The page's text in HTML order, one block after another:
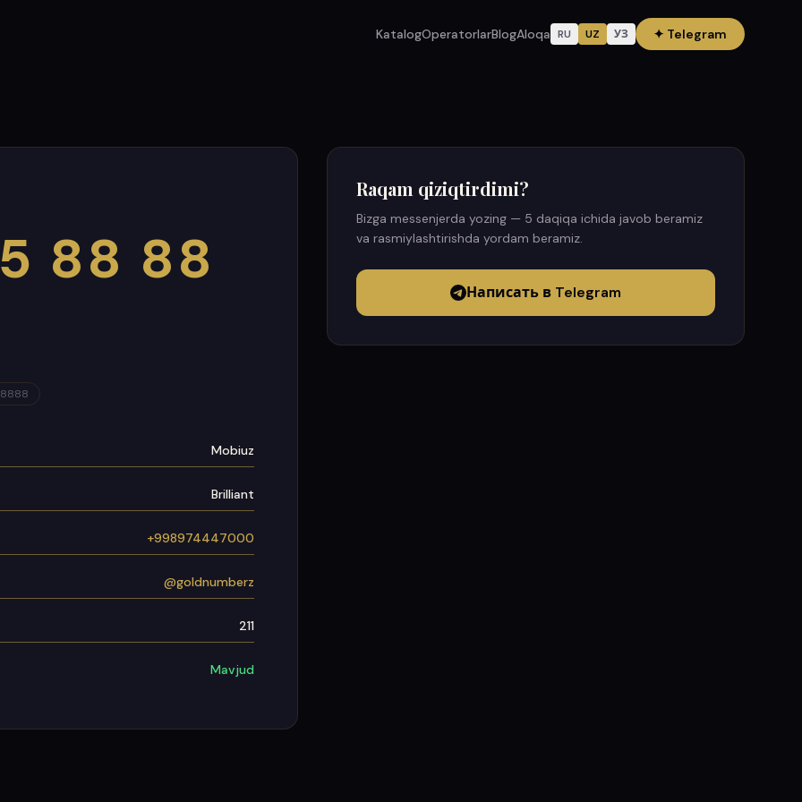
KatalogOperatorlarBlogAloqa RU UZ УЗ ✦ Telegram
88 88
8888
Mobiuz
Brilliant
+998974447000
@goldnumberz
211
Mavjud
Raqam qiziqtirdimi?
Bizga messenjerda yozing — 5 daqiqa ichida javob beramiz
va rasmiylashtirishda yordam beramiz.
Написать в Telegram